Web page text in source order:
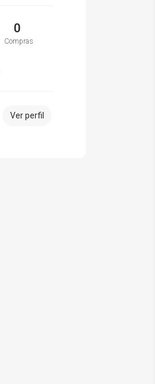
0
Compras
Ver perfil